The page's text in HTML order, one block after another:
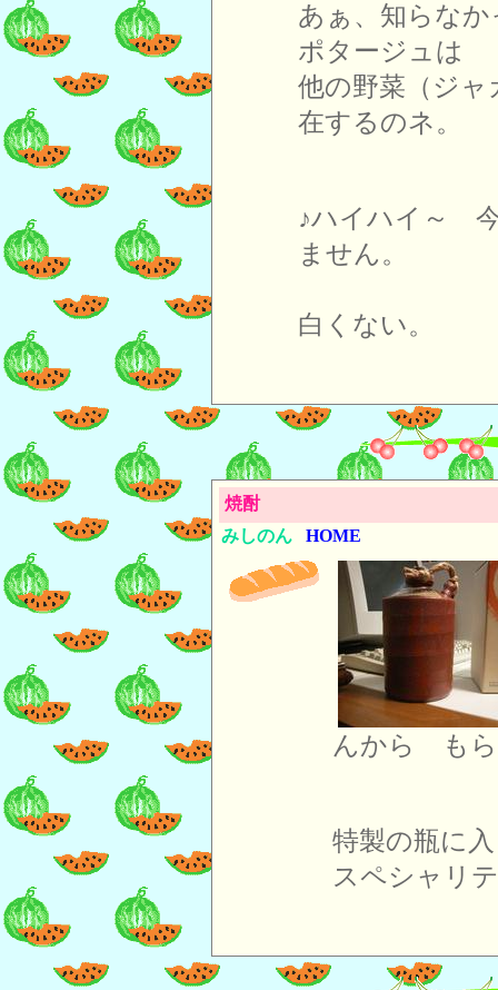
あぁ、知らなか
ポタージュは
他の野菜（ジ
在するのネ。
♪ハイハイ～
ません。
白くない。
焼酎
みしのん
HOME
んから も
特製の瓶に
スペシャリ